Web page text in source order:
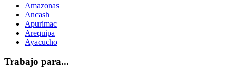
Amazonas
Ancash
Apurimac
Arequipa
Ayacucho
Trabajo para...